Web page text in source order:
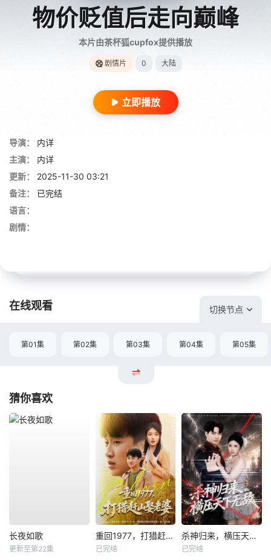
物价贬值后走向巅峰
本片由茶杯狐cupfox提供播放
剧情片 0 大陆
立即播放
导演：
内详
主演：
内详
更新：
2025-11-30 03:21
备注：
已完结
语言：
剧情：
在线观看 切换节点
第01集 第02集 第03集 第04集 第05集
猜你喜欢
长夜如歌
更新至第22集
重回1977，打猎赶山娶老婆
已完结
杀神归来，横压天下无敌
已完结